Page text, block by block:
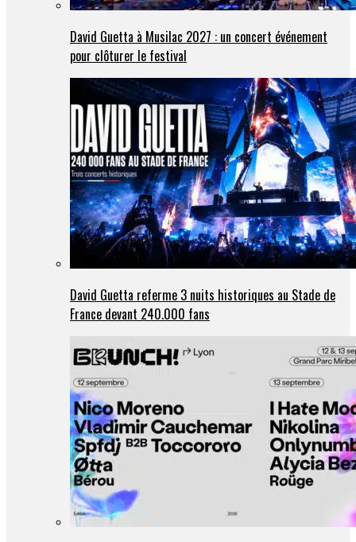
David Guetta à Musilac 2027 : un concert événement
pour clôturer le festival
David Guetta referme 3 nuits historiques au Stade de
France devant 240.000 fans